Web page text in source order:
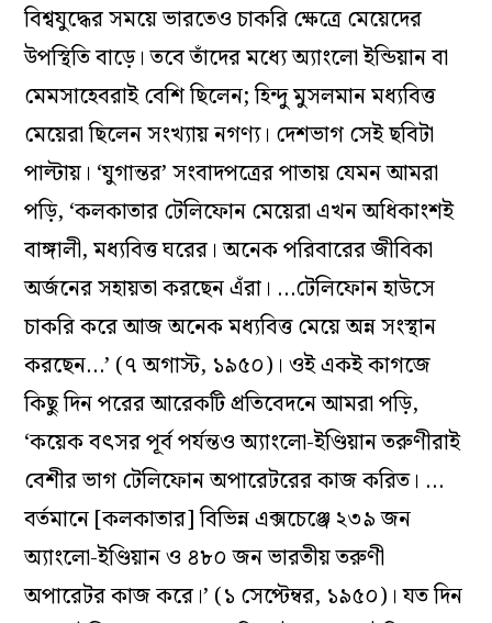
বিশ্বযুদ্ধের সময়ে ভারতেও চাকরি ক্ষেত্রে মেয়েদের
উপস্থিতি বাড়ে। তবে তাঁদের মধ্যে অ্যাংলো ইন্ডিয়ান বা
মেমসাহেবরাই বেশি ছিলেন; হিন্দু মুসলমান মধ্যবিত্ত
মেয়েরা ছিলেন সংখ্যায় নগণ্য। দেশভাগ সেই ছবিটা
পাল্টায়। ‘যুগান্তর’ সংবাদপত্রের পাতায় যেমন আমরা
পড়ি, ‘কলকাতার টেলিফোন মেয়েরা এখন অধিকাংশই
বাঙ্গালী, মধ্যবিত্ত ঘরের। অনেক পরিবারের জীবিকা
অর্জনের সহায়তা করছেন এঁরা। …টেলিফোন হাউসে
চাকরি করে আজ অনেক মধ্যবিত্ত মেয়ে অন্ন সংস্থান
করছেন…’ (৭ অগাস্ট, ১৯৫০)। ওই একই কাগজে
কিছু দিন পরের আরেকটি প্রতিবেদনে আমরা পড়ি,
‘কয়েক বৎসর পূর্ব পর্যন্তও অ্যাংলো-ইণ্ডিয়ান তরুণীরাই
বেশীর ভাগ টেলিফোন অপারেটরের কাজ করিত। …
বর্তমানে [কলকাতার] বিভিন্ন এক্সচেঞ্জে ২৩৯ জন
অ্যাংলো-ইণ্ডিয়ান ও ৪৮০ জন ভারতীয় তরুণী
অপারেটর কাজ করে।’ (১ সেপ্টেম্বর, ১৯৫০)। যত দিন